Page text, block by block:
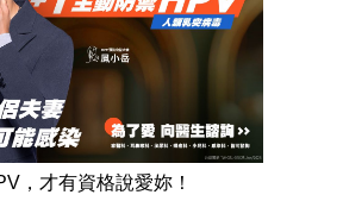
，才有資格說愛妳！